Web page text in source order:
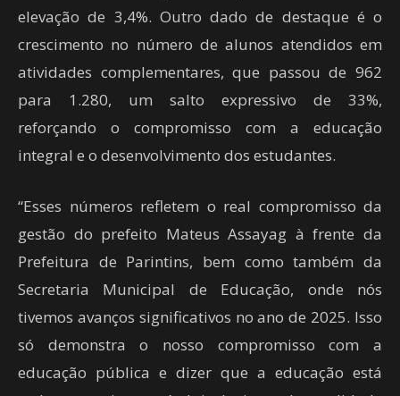
elevação de 3,4%. Outro dado de destaque é o
crescimento no número de alunos atendidos em
atividades complementares, que passou de 962
para 1.280, um salto expressivo de 33%,
reforçando o compromisso com a educação
integral e o desenvolvimento dos estudantes.
“Esses números refletem o real compromisso da
gestão do prefeito Mateus Assayag à frente da
Prefeitura de Parintins, bem como também da
Secretaria Municipal de Educação, onde nós
tivemos avanços significativos no ano de 2025. Isso
só demonstra o nosso compromisso com a
educação pública e dizer que a educação está